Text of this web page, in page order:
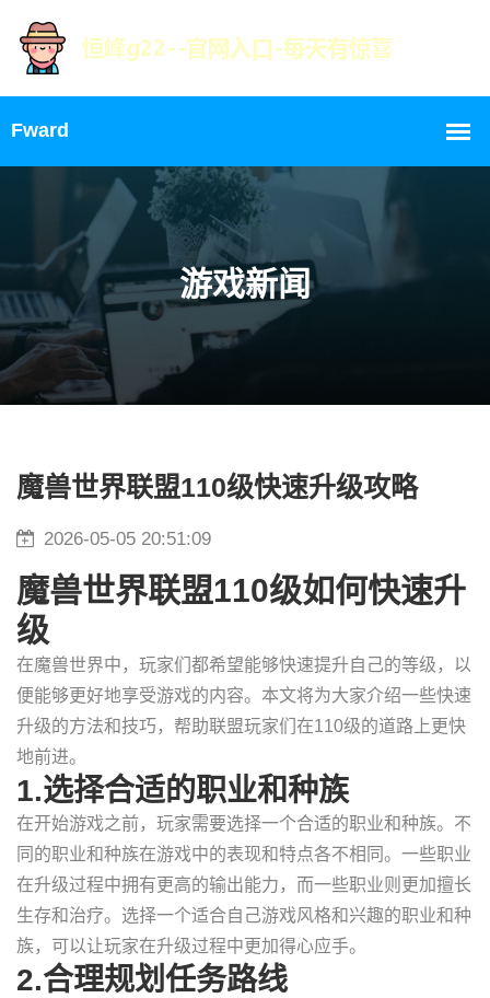
游戏新闻
魔兽世界联盟110级快速升级攻略
2026-05-05 20:51:09
魔兽世界联盟110级如何快速升
级
在魔兽世界中，玩家们都希望能够快速提升自己的等级，以
便能够更好地享受游戏的内容。本文将为大家介绍一些快速
升级的方法和技巧，帮助联盟玩家们在110级的道路上更快
地前进。
1.选择合适的职业和种族
在开始游戏之前，玩家需要选择一个合适的职业和种族。不
同的职业和种族在游戏中的表现和特点各不相同。一些职业
在升级过程中拥有更高的输出能力，而一些职业则更加擅长
生存和治疗。选择一个适合自己游戏风格和兴趣的职业和种
族，可以让玩家在升级过程中更加得心应手。
2.合理规划任务路线